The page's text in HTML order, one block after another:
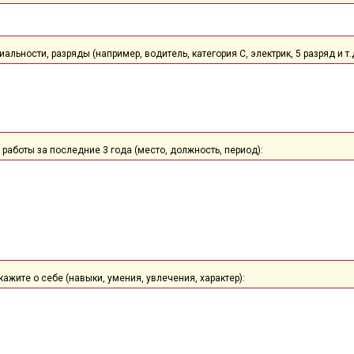
разряды (например, водитель, категория С, электрик, 5 разряд и
за последние 3 года (место, должность, период):
о себе (навыки, умения, увлечения, характер):